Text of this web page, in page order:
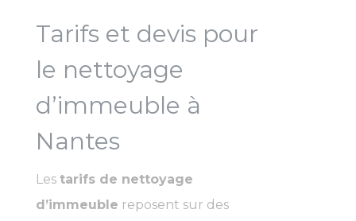
Tarifs et devis pour
le nettoyage
d’immeuble à
Nantes
Les tarifs de nettoyage
d’immeuble reposent sur des